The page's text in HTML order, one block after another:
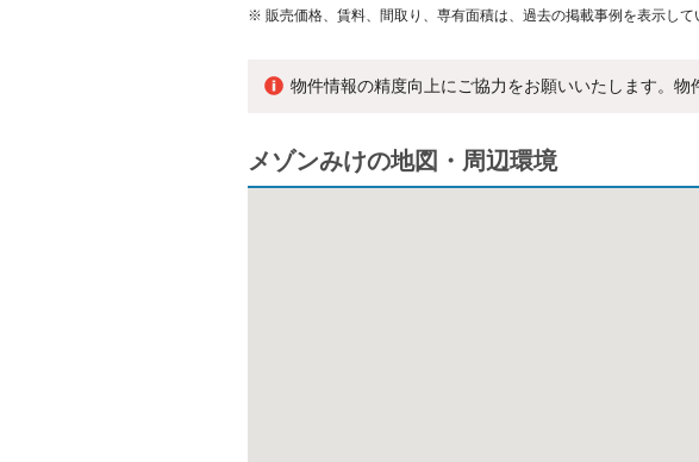
※ 販売価格、賃料、間取り、専有面積は、過去の掲載事例を表示して
物件情報の精度向上にご協力をお願いいたします。物
メゾンみけの地図・周辺環境